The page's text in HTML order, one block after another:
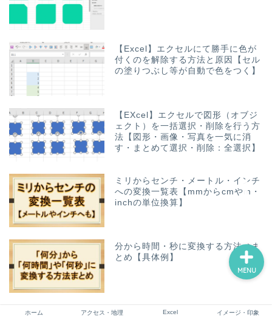
【Excel】エクセルにて勝手に色が
付くのを解除する方法と原因【セル
の塗りつぶし等が自動で色をつく】
【EXcel】エクセルで図形（オブジ
ェクト）を一括選択・削除を行う方
法【図形・画像・写真を一気に消
す・まとめて選択・削除：全選択】
ミリからセンチ・メートル・インチ
への変換一覧表【mmからcmやm・
inchの単位換算】
分から時間・秒に変換する方法のま
とめ【具体例】
【Excel】エクセルでの四則演算の
ホーム アクセス・地理 Excel イメージ・印象
MENU
アクセス・地理
イメージ・印象